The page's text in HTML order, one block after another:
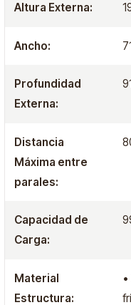
Altura Externa:
Ancho:
Profundidad
Externa:
Distancia
Máxima entre
parales:
Capacidad de
Carga:
Material
Estructura: